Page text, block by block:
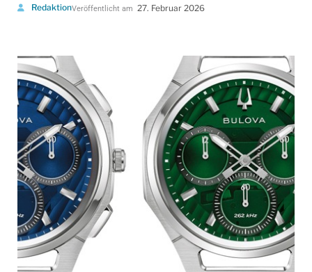
RedaktionVeröffentlicht am 27. Februar 2026